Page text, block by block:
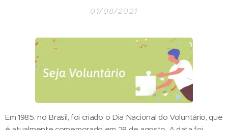
01/08/2021
Em 1985, no Brasil, foi criado o Dia Nacional do Voluntário, que